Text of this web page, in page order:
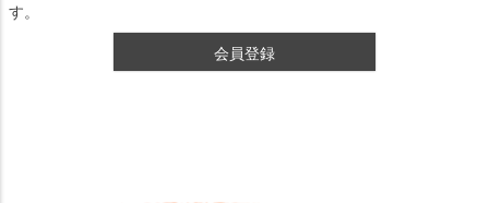
す。
会員登録